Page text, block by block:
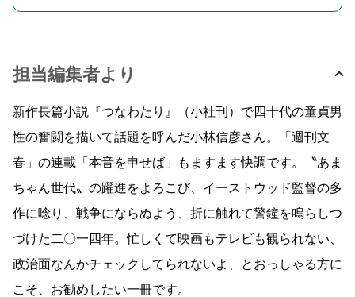
担当編集者より
新作長篇小説『つなわたり』（小社刊）で四十代の童貞男
性の奮闘を描いて話題を呼んだ小林信彦さん。「週刊文
春」の連載「本音を申せば」もますます快調です。〝あま
ちゃん世代〟の躍進をよろこび、イーストウッド監督の多
作に唸り、戦争にならぬよう、折に触れて警鐘を鳴らしつ
づけた二〇一四年。忙しくて映画もテレビも観られない、
政治面なんかチェックしてられないよ、とおっしゃる方に
こそ、お勧めしたい一冊です。